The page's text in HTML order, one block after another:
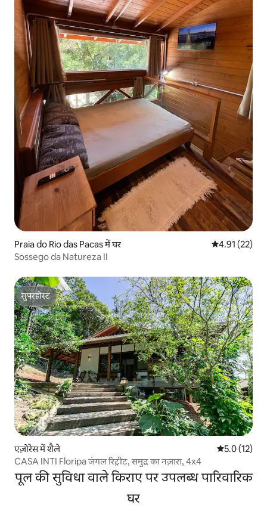
Praia do Rio das Pacas में घर औसत रेटिंग 5 में
4.91 (22)
Sossego da Natureza II
सुपरहोस्ट
सुपरहोस्ट
एज़ोरेस में शैले औसत रेटिंग 5
5.0 (12)
CASA INTI Floripa जंगल रिट्रीट, समुद्र का नज़ारा, 4x4
पूल की सुविधा वाले किराए पर उपलब्ध पारिवारिक
घर